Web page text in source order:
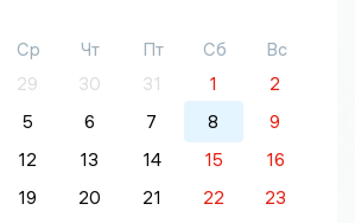
Ср Чт Пт Сб
Вс
29 30 31 1
2
5 6 7 8
9
12 13 14 15
16
19 20 21 22
23